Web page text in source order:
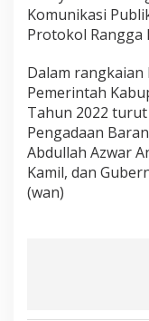
Komunikasi
Protokol Rangga
Dalam rangkaian
Pemerintah
Tahun 2022
Pengadaan
Abdullah Azwar
Kamil, dan
(wan)